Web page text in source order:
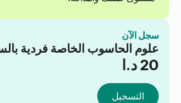
سجل الآن
علوم الحاسوب الخاصة فردية
20 د.ا
التسجيل